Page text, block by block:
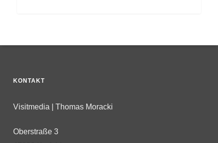
KONTAKT
Visitmedia | Thomas Moracki
Oberstraße 3